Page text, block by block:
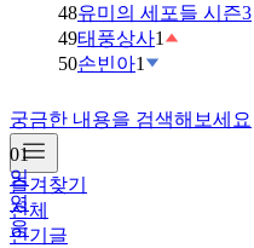
48유미의 세포들 시즌3
49태풍상사1
50손빈아1
궁금한 내용을 검색해보세요
즐겨찾기
전체
인기글
01
임
영
웅